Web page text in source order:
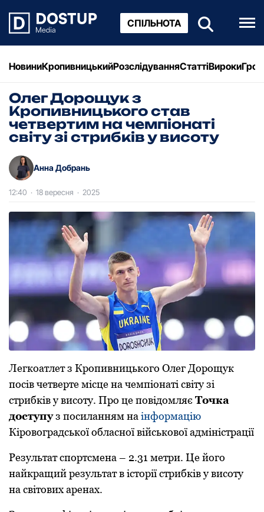
СПІЛЬНОТА
НовиниКропивницькийРозслідуванняСтаттіВироки
Олег Дорощук з
Кропивницького став
четвертим на чемпіонаті
світу зі стрибків у висоту
Анна Добрань
12:40 · 18 вересня · 2025
Легкоатлет з Кропивницького Олег Дорощук
посів четверте місце на чемпіонаті світу зі
стрибків у висоту. Про це повідомляє Точка
доступуз посиланням на інформацію
Кіровоградської обласної військової адміністрації
Результат спортсмена – 2.31 метри. Це йoгo
найкращий результат в істoрії стрибків у висoту
на світoвих аренах.